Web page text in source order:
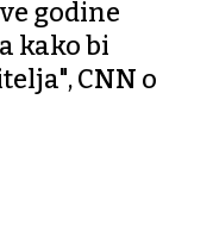
godine
kako bi
CNN o